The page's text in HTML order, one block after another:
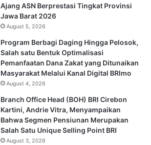
Ajang ASN Berprestasi Tingkat Provinsi
Jawa Barat 2026
August 5, 2026
Program Berbagi Daging Hingga Pelosok,
Salah satu Bentuk Optimalisasi
Pemanfaatan Dana Zakat yang Ditunaikan
Masyarakat Melalui Kanal Digital BRImo
August 4, 2026
Branch Office Head (BOH) BRI Cirebon
Kartini, Andrie Vitra, Menyampaikan
Bahwa Segmen Pensiunan Merupakan
Salah Satu Unique Selling Point BRI
August 3, 2026